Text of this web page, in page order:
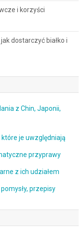
i korzyści
dostarczyć białko i
z Chin, Japonii,
które je uwzględniają
przyprawy
z ich udziałem
przepisy